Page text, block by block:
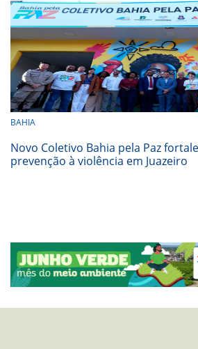
BAHIA
Novo Coletivo Bahia pela Paz
prevenção à violência em Juazeiro